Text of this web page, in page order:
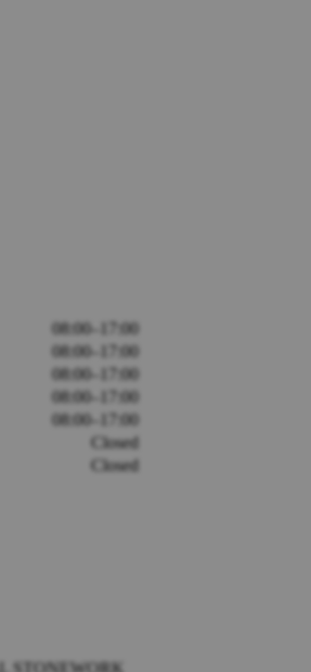
08:00–17:00
08:00–17:00
08:00–17:00
08:00–17:00
08:00–17:00
Closed
Closed